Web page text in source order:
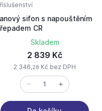
sifon s napouštěním
CR
Skladem
2 839 Kč
2 346,28 Kč bez DPH